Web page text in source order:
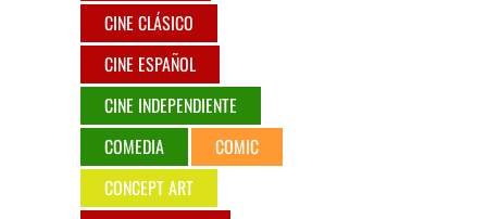
CINE CLÁSICO
CINE ESPAÑOL
CINE INDEPENDIENTE
COMEDIA
COMIC
CONCEPT ART